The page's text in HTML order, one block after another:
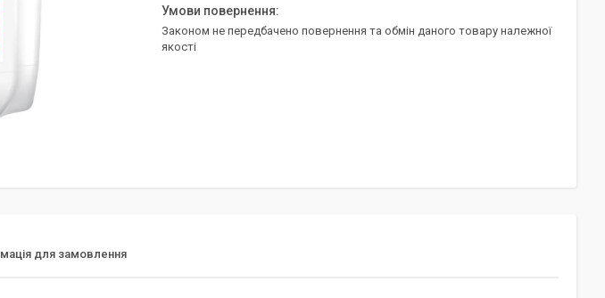
Законом не передбачено повернення та обмін даного товару належної
якості
для замовлення